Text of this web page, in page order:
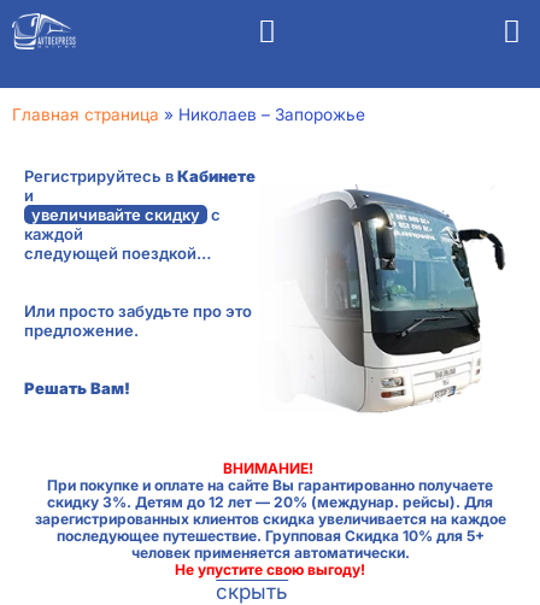
Главная страница » Николаев – Запорожье
Регистрируйтесь вКабинете
и
увеличивайте скидкус
каждой
следующей поездкой…
Или просто забудьте про это
предложение.
Решать Вам!
ВНИМАНИЕ!
При покупке и оплате на сайте Вы гарантированно получаете
скидку 3%. Детям до 12 лет — 20% (междунар. рейсы). Для
зарегистрированных клиентов скидка увеличивается на каждое
последующее путешествие. Групповая Скидка 10% для 5+
человек применяется автоматически.
Не упустите свою выгоду!
скрыть